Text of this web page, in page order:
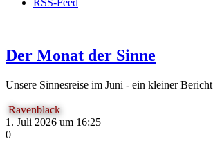
Der Monat der Sinne
Unsere Sinnesreise im Juni - ein kleiner Bericht
Ravenblack
1. Juli 2026 um 16:25
0